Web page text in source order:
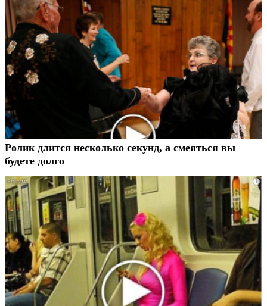
Ролик длится несколько секунд, а смеяться вы
будете долго
i